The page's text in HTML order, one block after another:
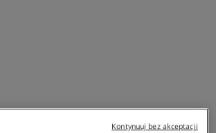
Kontynuuj bez akceptacji